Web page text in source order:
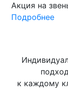
Акция на
Подробнее
к каждому